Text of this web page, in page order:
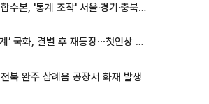
합수본, '통계 조작' 서울·경기·충북 선관위 등 추가 압수수색
‘나솔사계’ 국화, 결별 후 재등장⋯첫인상 투표 휩쓸고 ‘인기녀’ 등극
전북 완주 삼례읍 공장서 화재 발생